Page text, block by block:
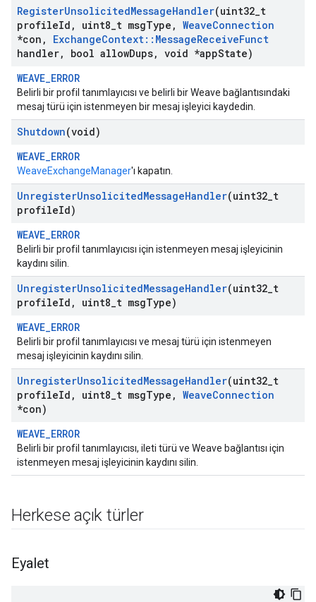
RegisterUnsolicitedMessageHandler(uint32 t
profileId , uint8 t msgType , WeaveConnection
*con , ExchangeContext:: MessageReceiveFunct
handler, bool allowDups, void *appState)
WEAVE_ERROR
Belirli bir profil tanımlayıcısı ve belirli bir Weave bağlantısındaki
mesaj türü için istenmeyen bir mesaj işleyici kaydedin.
Shutdown(void)
WEAVE_ERROR
WeaveExchangeManager'ı kapatın.
UnregisterUnsolicitedMessageHandler(uint32 t
profileId)
WEAVE_ERROR
Belirli bir profil tanımlayıcısı için istenmeyen mesaj işleyicinin
kaydını silin.
UnregisterUnsolicitedMessageHandler(uint32 t
profileId , uint8 t msgType)
WEAVE_ERROR
Belirli bir profil tanımlayıcısı ve mesaj türü için istenmeyen
mesaj işleyicinin kaydını silin.
UnregisterUnsolicitedMessageHandler(uint32 t
profileId , uint8 t msgType , WeaveConnection
*con)
WEAVE_ERROR
Belirli bir profil tanımlayıcısı, ileti türü ve Weave bağlantısı için
istenmeyen mesaj işleyicinin kaydını silin.
Herkese açık türler
Eyalet